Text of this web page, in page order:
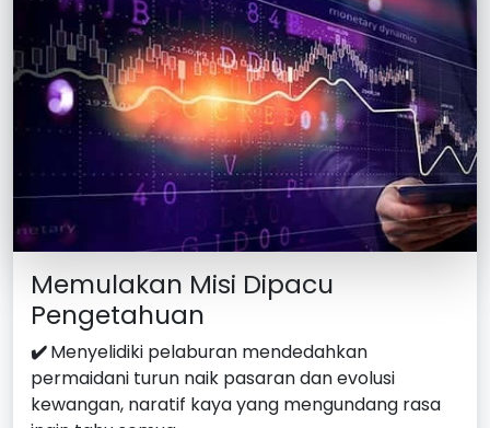
Memulakan Misi Dipacu
Pengetahuan
✔️Menyelidiki pelaburan mendedahkan
permaidani turun naik pasaran dan evolusi
kewangan, naratif kaya yang mengundang rasa